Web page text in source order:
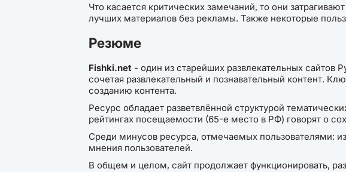
Что касается критических замечаний, то они
лучших материалов без рекламы. Также некоторые
Резюме
Fishki.net - один из старейших развлекательных сайтов
сочетая развлекательный и познавательный контент.
созданию контента.
Ресурс обладает разветвлённой структурой
рейтингах посещаемости (65-е место в РФ) говорят о
Среди минусов ресурса, отмечаемых пользователями:
мнения пользователей.
В общем и целом, сайт продолжает функционировать,